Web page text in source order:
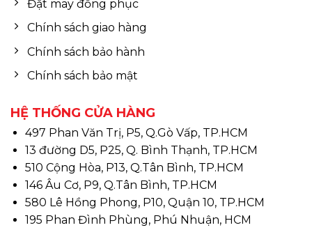
Đặt may đồng phục
Chính sách giao hàng
Chính sách bảo hành
Chính sách bảo mật
HỆ THỐNG CỬA HÀNG
497 Phan Văn Trị, P5, Q.Gò Vấp, TP.HCM
13 đường D5, P25, Q. Bình Thạnh, TP.HCM
510 Cộng Hòa, P13, Q.Tân Bình, TP.HCM
146 Âu Cơ, P9, Q.Tân Bình, TP.HCM
580 Lê Hồng Phong, P10, Quận 10, TP.HCM
195 Phan Đình Phùng, Phú Nhuận, HCM